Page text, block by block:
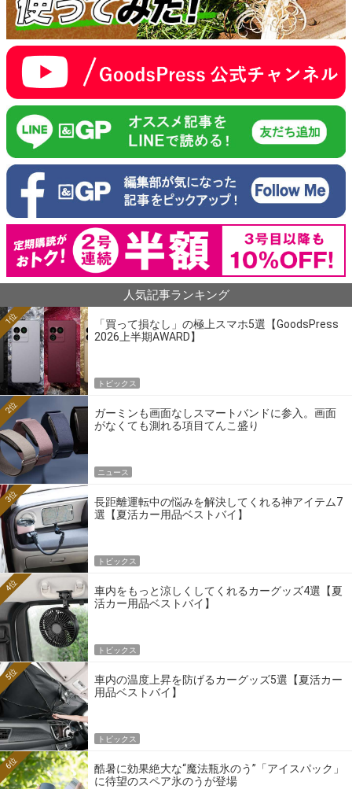
人気記事ランキング
「買って損なし」の極上スマホ5選【GoodsPress
2026上半期AWARD】
1位
トピックス
ガーミンも画面なしスマートバンドに参入。画面
がなくても測れる項目てんこ盛り
2位
ニュース
長距離運転中の悩みを解決してくれる神アイテム7
選【夏活カー用品ベストバイ】
3位
トピックス
車内をもっと涼しくしてくれるカーグッズ4選【夏
活カー用品ベストバイ】
4位
トピックス
車内の温度上昇を防げるカーグッズ5選【夏活カー
用品ベストバイ】
5位
トピックス
酷暑に効果絶大な“魔法瓶氷のう”「アイスパック」
に待望のスペア氷のうが登場
6位